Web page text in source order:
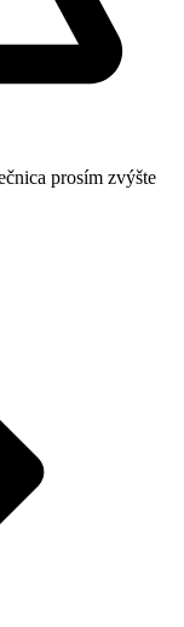
prosím zvýšte